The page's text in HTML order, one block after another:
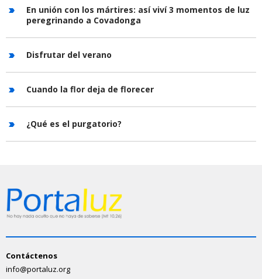
En unión con los mártires: así viví 3 momentos de luz
peregrinando a Covadonga
Disfrutar del verano
Cuando la flor deja de florecer
¿Qué es el purgatorio?
Contáctenos
info@portaluz.org